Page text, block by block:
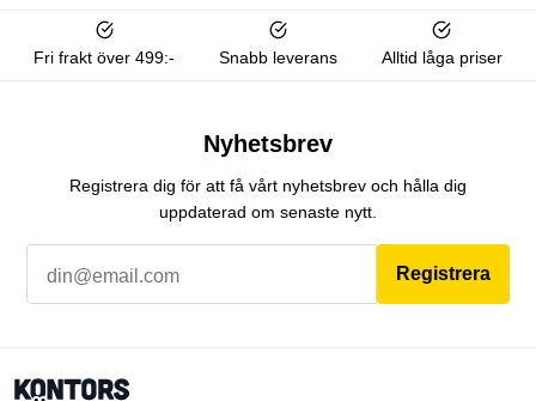
Fri frakt över 499:- Snabb leverans Alltid låga priser
Nyhetsbrev
Registrera dig för att få vårt nyhetsbrev och hålla dig
uppdaterad om senaste nytt.
Registrera